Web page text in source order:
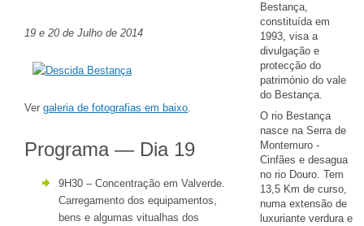
19 e 20 de Julho de 2014
Ver galeria de fotografias em baixo.
Programa — Dia 19
9H30 – Concentração em Valverde.
Carregamento dos equipamentos,
bens e algumas vitualhas dos
Bestança,
constituída em
1993, visa a
divulgação e
protecção do
património do vale
do Bestança.
O rio Bestança
nasce na Serra de
Montemuro -
Cinfães e desagua
no rio Douro. Tem
13,5 Km de curso,
numa extensão de
luxuriante verdura e